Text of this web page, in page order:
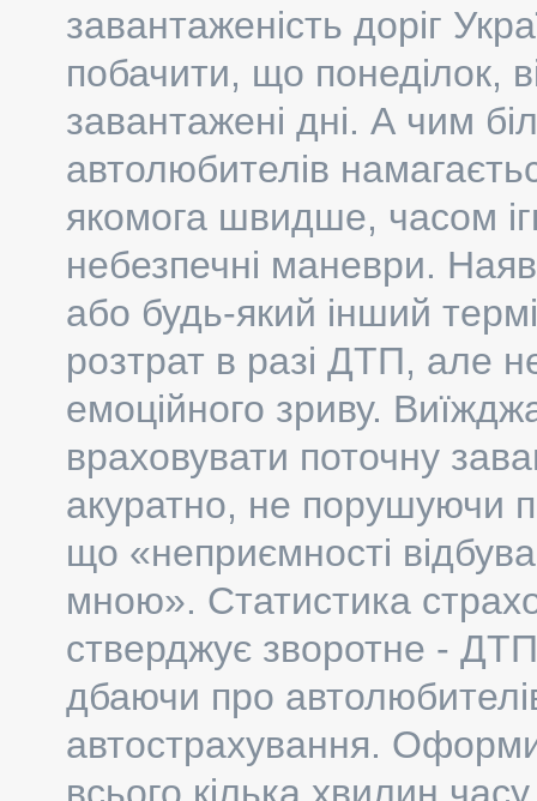
завантаженість доріг
побачити, що понеділок,
завантажені дні. А чим
автолюбителів
якомога швидше, часом
небезпечні маневри.
або будь-який інший
розтрат в разі ДТП, але
емоційного зриву.
враховувати поточну
акуратно, не порушуючи
що «неприємності
мною». Статистика
стверджує зворотне -
дбаючи про
автострахування.